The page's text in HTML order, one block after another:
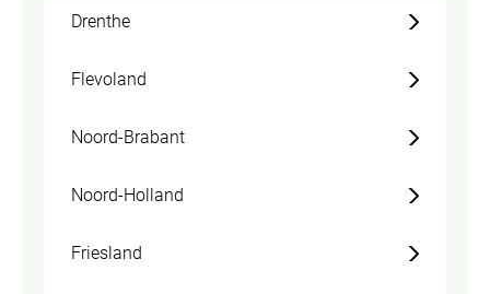
Drenthe
Flevoland
Noord-Brabant
Noord-Holland
Friesland